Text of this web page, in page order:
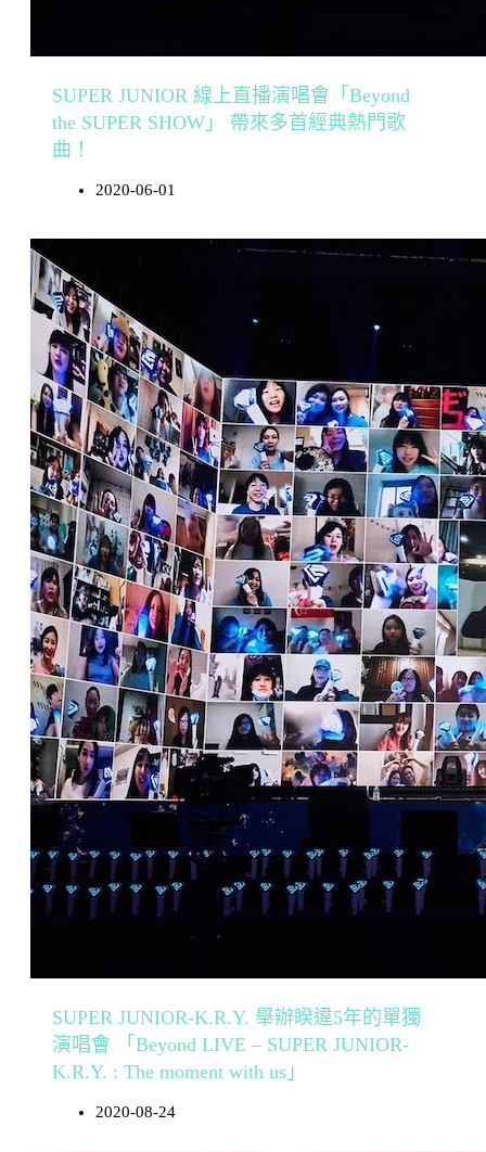
SUPER JUNIOR 線上直播演唱會「Beyond
the SUPER SHOW」 帶來多首經典熱門歌
曲！
2020-06-01
SUPER JUNIOR-K.R.Y. 舉辦睽違5年的單獨
演唱會 「Beyond LIVE – SUPER JUNIOR-
K.R.Y. : The moment with us」
2020-08-24